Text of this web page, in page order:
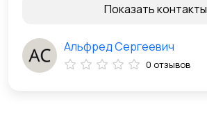
Показать контакты
Альфред Сергеевич
0 отзывов